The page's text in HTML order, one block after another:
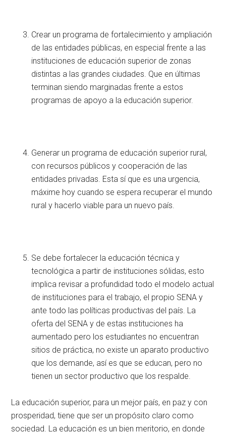
Crear un programa de fortalecimiento y ampliación
de las entidades públicas, en especial frente a las
instituciones de educación superior de zonas
distintas a las grandes ciudades. Que en últimas
terminan siendo marginadas frente a estos
programas de apoyo a la educación superior.
Generar un programa de educación superior rural,
con recursos públicos y cooperación de las
entidades privadas. Esta sí que es una urgencia,
máxime hoy cuando se espera recuperar el mundo
rural y hacerlo viable para un nuevo país.
Se debe fortalecer la educación técnica y
tecnológica a partir de instituciones sólidas, esto
implica revisar a profundidad todo el modelo actual
de instituciones para el trabajo, el propio SENA y
ante todo las políticas productivas del país. La
oferta del SENA y de estas instituciones ha
aumentado pero los estudiantes no encuentran
sitios de práctica, no existe un aparato productivo
que los demande, así es que se educan, pero no
tienen un sector productivo que los respalde.
La educación superior, para un mejor país, en paz y con
prosperidad, tiene que ser un propósito claro como
sociedad. La educación es un bien meritorio, en donde